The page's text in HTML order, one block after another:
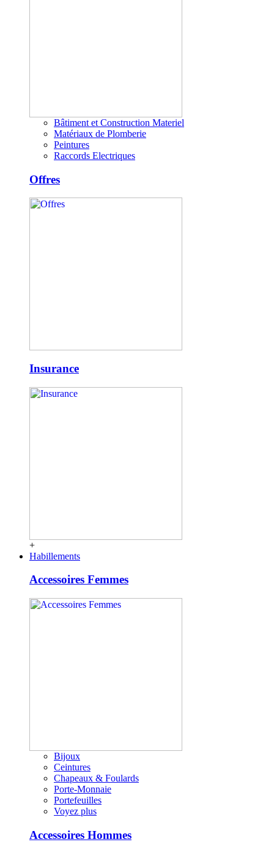
Bâtiment et Construction Materiel
Matériaux de Plomberie
Peintures
Raccords Electriques
Offres
Insurance
+
Habillements
Accessoires Femmes
Bijoux
Ceintures
Chapeaux & Foulards
Porte-Monnaie
Portefeuilles
Voyez plus
Accessoires Hommes